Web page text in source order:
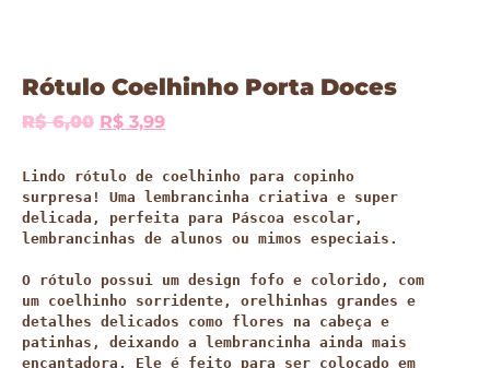
Rótulo Coelhinho Porta Doces
R$6,00 R$ 3,99
Lindo rótulo de coelhinho para copinho
surpresa ! Uma lembrancinha criativa e super
delicada, perfeita para Páscoa escolar,
lembrancinhas de alunos ou mimos especiais .
O rótulo possui um design fofo e colorido , com
um coelhinho sorridente, orelhinhas grandes e
detalhes delicados como flores na cabeça e
patinhas , deixando a lembrancinha ainda mais